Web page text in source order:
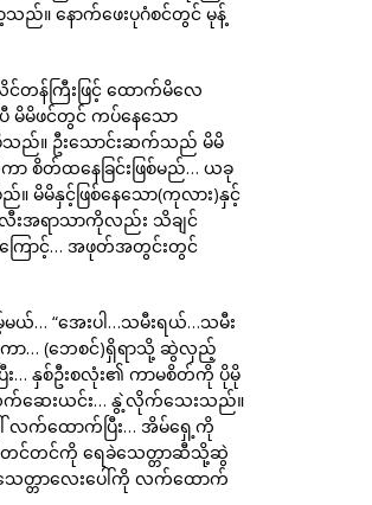
ည်။ နောက်ဖေးပုဂံစင်တွင် မုန့်
န်ကြီးဖြင့် ထောက်မိလေ
မိဖင်တွင် ကပ်နေသော
မိသည်။ ဦးသောင်းဆက်သည် မိမိ
စိတ်ထနေခြင်းဖြစ်မည်… ယခု
မိမိနှင့်ဖြစ်နေသော(ကုလား)နှင့်
လီးအရာသာကိုလည်း သိချင်
ြောင့်… အဖုတ်အတွင်းတွင်
ယ်… “အေးပါ…သမီးရယ်…သမီး
ကာ… (ဘေစင်)ရှိရာသို့ ဆွဲလှည့်
နှစ်ဦးစလုံး၏ ကာမစိတ်ကို ပိုမို
က်ဆေးယင်း… နွဲ့လိုက်သေးသည်။
လက်ထောက်ပြီး… အိမ်ရှေ့ကို
တင်တင်ကို ရေခဲသေတ္တာဆီသို့ဆွဲ
တ္တာလေးပေါ်ကို လက်ထောက်